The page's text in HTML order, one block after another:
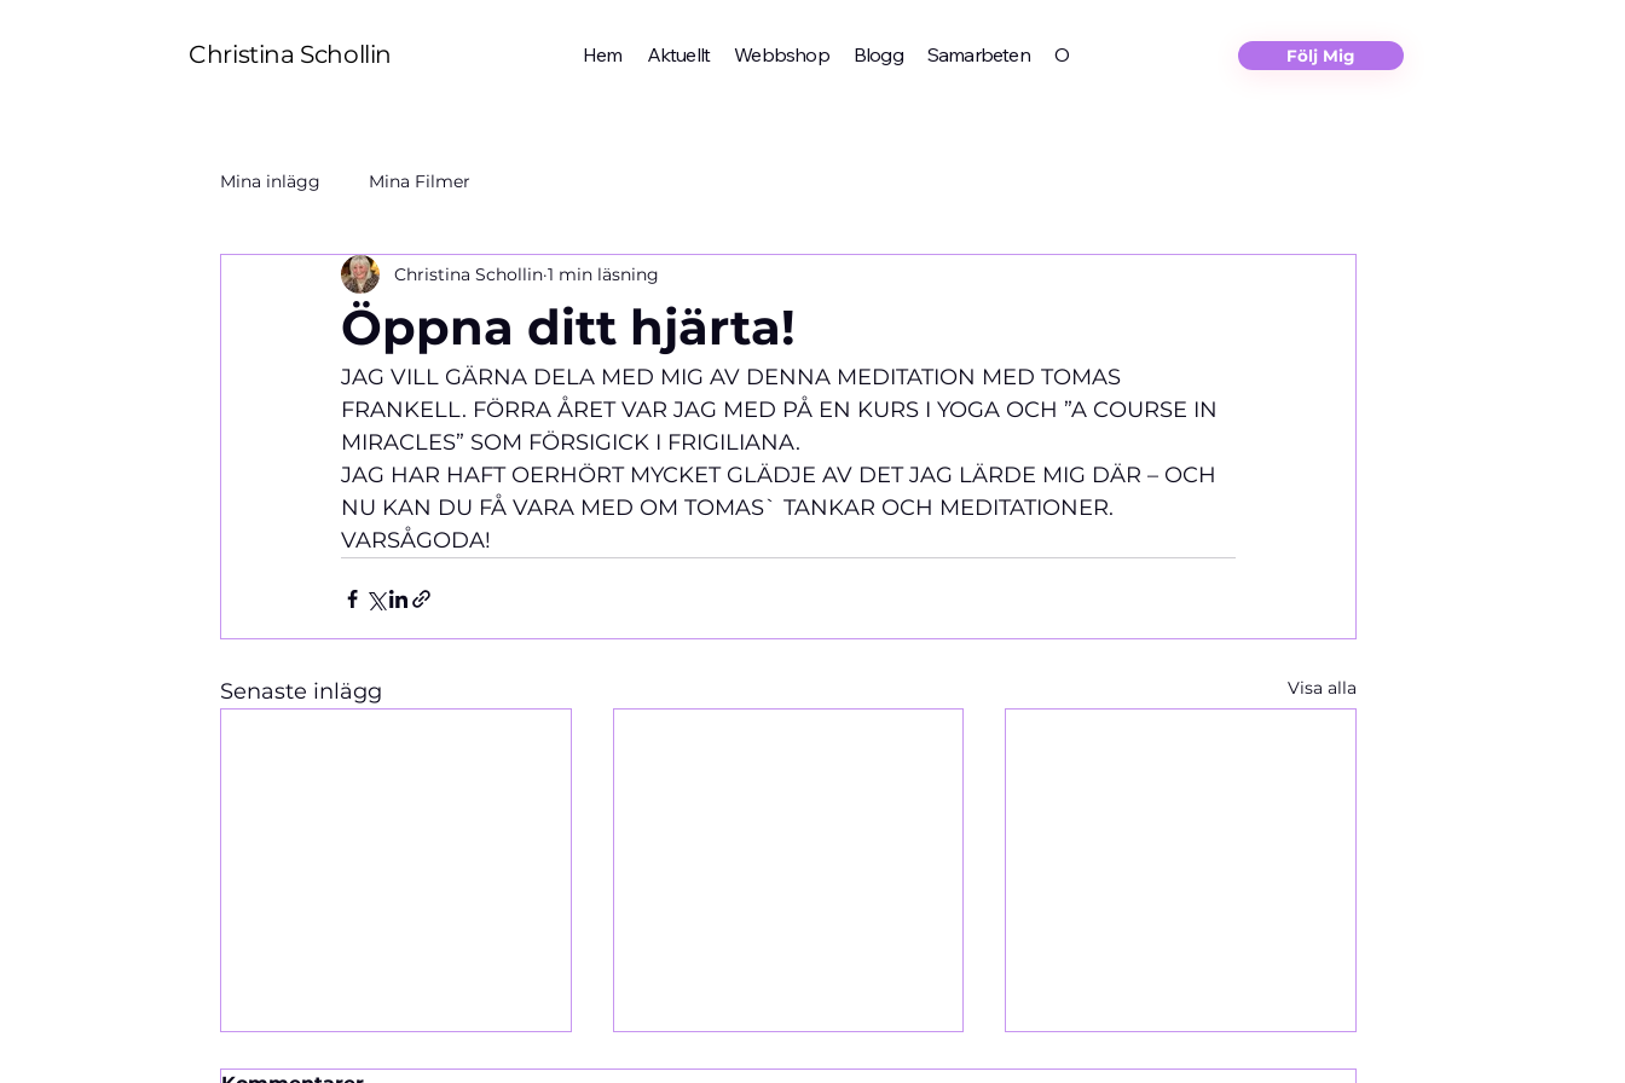
Christina Schollin Hem Aktuellt Webbshop Blogg Samarbeten Om Christina Kontakt Följ Mig
Mina inlägg Mina Filmer
Öppna ditt hjärta!
Christina Schollin 1 min läsning
JAG VILL GÄRNA DELA MED MIG AV DENNA MEDITATION MED TOMAS
FRANKELL. FÖRRA ÅRET VAR JAG MED PÅ EN KURS I YOGA OCH ”A COURSE IN
MIRACLES” SOM FÖRSIGICK I FRIGILIANA.
JAG HAR HAFT OERHÖRT MYCKET GLÄDJE AV DET JAG LÄRDE MIG DÄR – OCH
NU KAN DU FÅ VARA MED OM TOMAS` TANKAR OCH MEDITATIONER.
VARSÅGODA!
Senaste inlägg Visa alla